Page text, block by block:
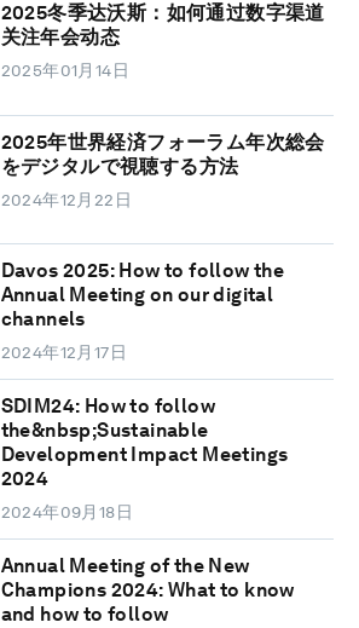
2025冬季达沃斯：如何通过数字渠道
关注年会动态
2025年01月14日
2025年世界経済フォーラム年次総会
をデジタルで視聴する方法
2024年12月22日
Davos 2025: How to follow the
Annual Meeting on our digital
channels
2024年12月17日
SDIM24: How to follow
the&nbsp;Sustainable
Development Impact Meetings
2024
2024年09月18日
Annual Meeting of the New
Champions 2024: What to know
and how to follow